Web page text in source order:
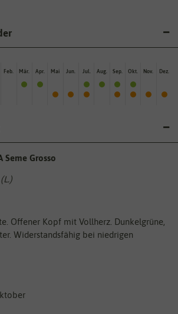
Feb. Mär. Apr. Mai Jun. Jul. Aug. Sep. Okt. Nov. Dez.
Seme Grosso
Offener Kopf mit Vollherz. Dunkelgrüne,
Widerstandsfähig bei niedrigen